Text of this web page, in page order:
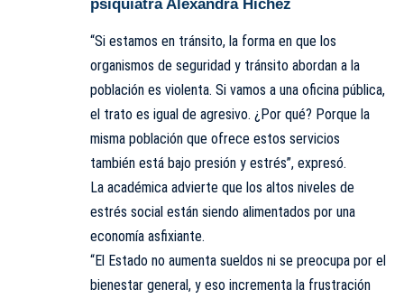
psiquiatra Alexandra Hichez
“Si estamos en tránsito, la forma en que los
organismos de seguridad y tránsito abordan a la
población es violenta. Si vamos a una oficina pública,
el trato es igual de agresivo. ¿Por qué? Porque la
misma población que ofrece estos servicios
también está bajo presión y estrés”, expresó.
La académica advierte que los altos niveles de
estrés social están siendo alimentados por una
economía asfixiante.
“El Estado no aumenta sueldos ni se preocupa por el
bienestar general, y eso incrementa la frustración